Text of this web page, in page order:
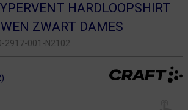
HARDLOOPSHIRT
ZWART DAMES
2917-001-N2102